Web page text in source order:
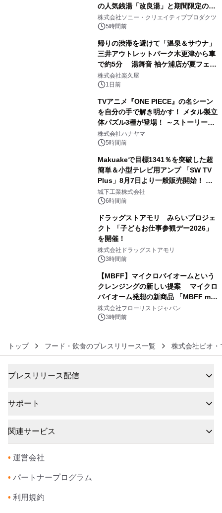
の人気銭湯「改良湯」と期間限定のコ
ラボレーション サウナイキタイコラ
ボグッズも発売決定！
株式会社ソニー・クリエイティブプロダクツ
5時間前
帰りの渋滞を避けて「温泉＆サウナ」
三井アウトレットパーク木更津から車
で約5分 湯舞音 袖ケ浦店が夏フェア
メニューを提供
株式会社楽久屋
1日前
TVアニメ『ONE PIECE』の名シーン
を自分の手で解き明かす！ メタル製立
体パズル3種が登場！ ～ストーリーと
ギミックが融合した 大人の体験型パズ
ルが8月7日(金)12時より先行予約受付
株式会社ハナヤマ
5時間前
Makuakeで目標1341％を突破した超
簡単＆小型テレビ用アンプ 「SW TV
Plus」8月7日より一般販売開始！ ケ
ーブル1本つなぐだけ、テレビの音が
ぐっと豊かに
城下工業株式会社
6時間前
ドラッグストアモリ みらいプロジェ
クト 「子どもお仕事参観デー2026」
を開催！
株式会社ドラッグストアモリ
3時間前
【MBFF】マイクロバイオームという
クレンジングの新しい提案 マイクロ
バイオーム発想の新商品 「MBFF mb
クレンジングPRO」を2026年8月6日
発売
株式会社フローリストジャパン
3時間前
トップ フード・飲食のプレスリリース一覧 株式会社ビオ・
プレスリリース配信
サポート
関連サービス
• 運営会社
• パートナープログラム
• 利用規約